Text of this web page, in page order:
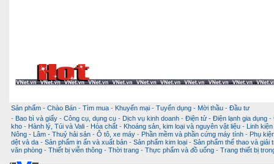
Sản phẩm - Chào Bán - Tìm mua - Khuyến mại - Tuyển dụng - Mời thầu - Đầu tư
- Bao bì và giấy - Công cụ, dụng cụ - Dịch vụ kinh doanh - Điện tử - Điện lạnh gia dụng -
kho - Hành lý, Túi và Vali - Hóa chất - Khoáng sản, kim loại và nguyên vật liệu -
Linh
Nông - Lâm - Thuỷ hải sản - Ô tô, xe máy - Phần mềm và phần cứng máy tính - Phụ
dệt và da - Sản phẩm in ấn và xuất bản - Sản phẩm kim loại - Sản phẩm thể thao và giải
văn phòng - Thiết bị viễn thông - Thời trang - Thực phẩm và đồ uống - Trang thiết bị